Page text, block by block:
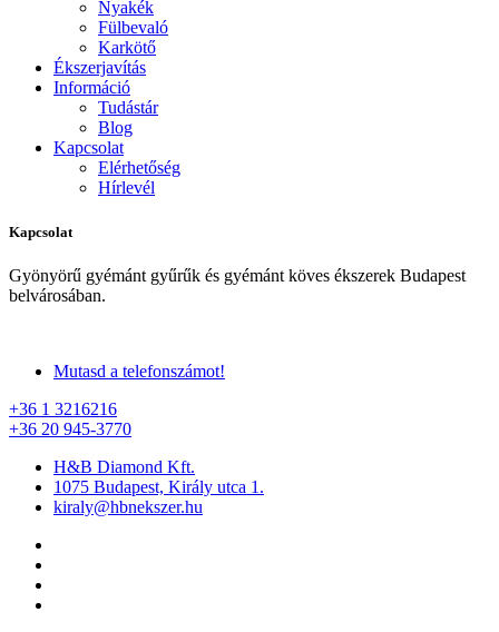
Nyakék
Fülbevaló
Karkötő
Ékszerjavítás
Információ
Tudástár
Blog
Kapcsolat
Elérhetőség
Hírlevél
Kapcsolat
Gyönyörű gyémánt gyűrűk és gyémánt köves ékszerek Budapest
belvárosában.
Mutasd a telefonszámot!
+36 1 3216216
+36 20 945-3770
H&B Diamond Kft.
1075 Budapest, Király utca 1.
kiraly@hbnekszer.hu